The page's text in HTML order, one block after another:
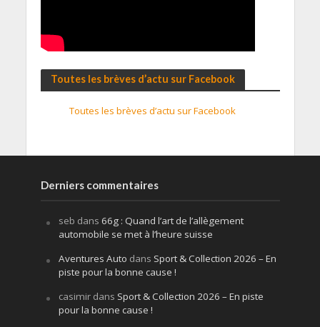
Toutes les brèves d’actu sur Facebook
Toutes les brèves d’actu sur Facebook
Derniers commentaires
seb dans 66g : Quand l’art de l’allègement
automobile se met à l’heure suisse
Aventures Auto dans Sport & Collection 2026 – En
piste pour la bonne cause !
casimirdans Sport & Collection 2026 – En piste
pour la bonne cause !